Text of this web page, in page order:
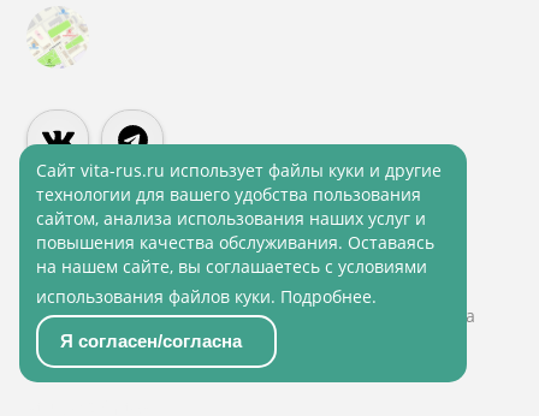
© 2001 - 2026 ВитаРус. Информация сайта защищена
законом об авторских правах
© Разработка и Сопровождение сайта
Политика конфиденциальности
Политика обработки персональных данных
Cайт vita-rus.ru использует файлы куки и другие
технологии для вашего удобства пользования
сайтом, анализа использования наших услуг и
повышения качества обслуживания. Оставаясь
на нашем сайте, вы соглашаетесь с условиями
использования файлов куки. Подробнее.
Я согласен/согласна